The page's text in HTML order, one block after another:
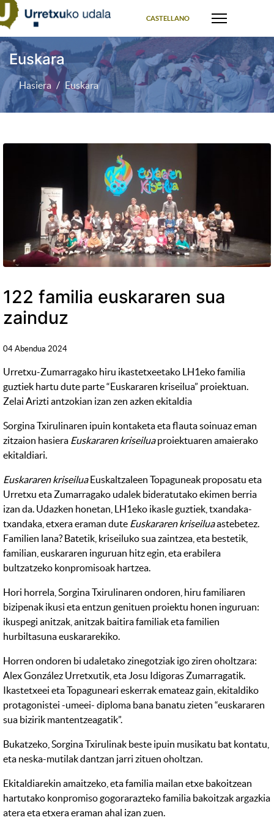
CASTELLANO
Euskara
Hasiera Euskara
122 familia euskararen sua
zainduz
04 Abendua 2024
Urretxu-Zumarragako hiru ikastetxeetako LH1eko familia
guztiek hartu dute parte “Euskararen kriseilua” proiektuan.
Zelai Arizti antzokian izan zen azken ekitaldia
Sorgina Txirulinaren ipuin kontaketa eta flauta soinuaz eman
zitzaion hasiera Euskararen kriseiluaproiektuaren amaierako
ekitaldiari.
Euskararen kriseiluaEuskaltzaleen Topaguneak proposatu eta
Urretxu eta Zumarragako udalek bideratutako ekimen berria
izan da. Udazken honetan, LH1eko ikasle guztiek, txandaka-
txandaka, etxera eraman dute Euskararen kriseiluaastebetez.
Familien lana? Batetik, kriseiluko sua zaintzea, eta bestetik,
familian, euskararen inguruan hitz egin, eta erabilera
bultzatzeko konpromisoak hartzea.
Hori horrela, Sorgina Txirulinaren ondoren, hiru familiaren
bizipenak ikusi eta entzun genituen proiektu honen inguruan:
ikuspegi anitzak, anitzak baitira familiak eta familien
hurbiltasuna euskararekiko.
Horren ondoren bi udaletako zinegotziak igo ziren oholtzara:
Alex González Urretxutik, eta Josu Idigoras Zumarragatik.
Ikastetxeei eta Topaguneari eskerrak emateaz gain, ekitaldiko
protagonistei -umeei- diploma bana banatu zieten “euskararen
sua bizirik mantentzeagatik”.
Bukatzeko, Sorgina Txirulinak beste ipuin musikatu bat kontatu,
eta neska-mutilak dantzan jarri zituen oholtzan.
Ekitaldiarekin amaitzeko, eta familia mailan etxe bakoitzean
hartutako konpromiso gogorarazteko familia bakoitzak argazkia
atera eta etxera eraman ahal izan zuen.